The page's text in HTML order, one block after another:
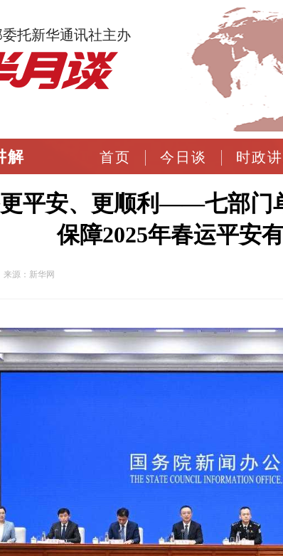
托新华通讯社主办
解 首页 今日谈 时政
平安、更顺利——七部门
保障2025年春运平安
来源：新华网